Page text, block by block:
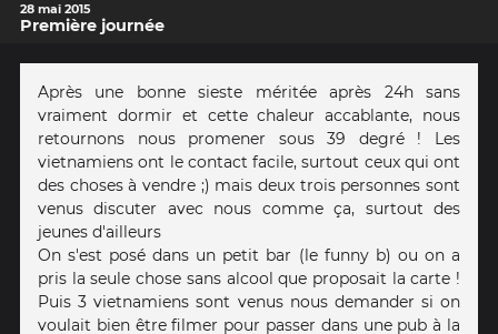
28 mai 2015
Première journée
Après une bonne sieste méritée après 24h sans
vraiment dormir et cette chaleur accablante, nous
retournons nous promener sous 39 degré ! Les
vietnamiens ont le contact facile, surtout ceux qui ont
des choses à vendre ;) mais deux trois personnes sont
venus discuter avec nous comme ça, surtout des
jeunes d'ailleurs
On s'est posé dans un petit bar (le funny b) ou on a
pris la seule chose sans alcool que proposait la carte !
Puis 3 vietnamiens sont venus nous demander si on
voulait bien être filmer pour passer dans une pub à la